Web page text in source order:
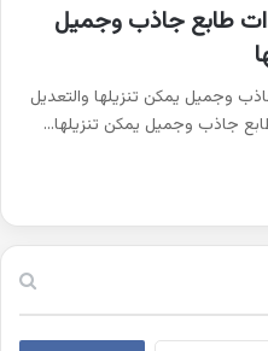
طابع جاذب وجميل
وجميل يمكن تنزيلها والتعديل
جاذب وجميل يمكن تنزيلها…